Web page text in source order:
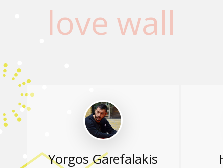
love wall
Yorgos Garefalakis